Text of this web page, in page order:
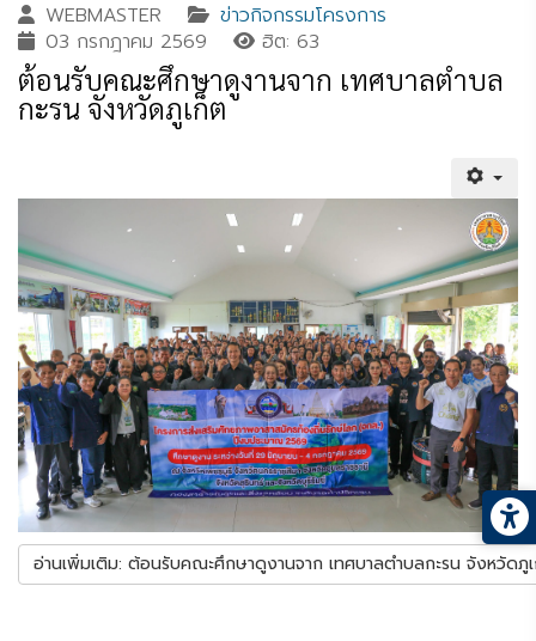
WEBMASTER
ข่าวกิจกรรมโครงการ
03 กรกฎาคม 2569
ฮิต: 63
ต้อนรับคณะศึกษาดูงานจาก เทศบาลตำบล
กะรน จังหวัดภูเก็ต
อ่านเพิ่มเติม: ต้อนรับคณะศึกษาดูงานจาก เทศบาลตำบลกะรน จังหวัดภู